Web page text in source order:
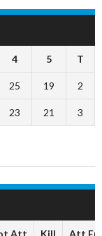
4 5 T
25 19 2
23 21 3
Att Kill Att Err